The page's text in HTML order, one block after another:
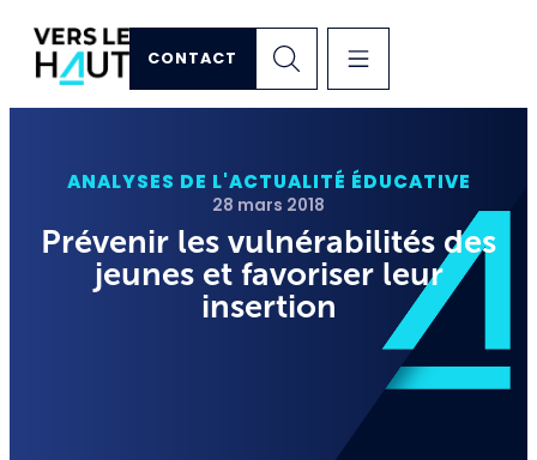
CONTACT
ANALYSES DE L'ACTUALITÉ ÉDUCATIVE
28 mars 2018
Prévenir les vulnérabilités des
jeunes et favoriser leur
insertion